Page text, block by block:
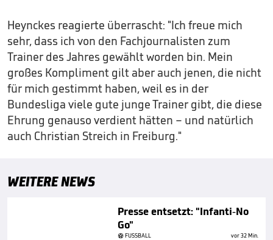
Heynckes reagierte überrascht: "Ich freue mich
sehr, dass ich von den Fachjournalisten zum
Trainer des Jahres gewählt worden bin. Mein
großes Kompliment gilt aber auch jenen, die nicht
für mich gestimmt haben, weil es in der
Bundesliga viele gute junge Trainer gibt, die diese
Ehrung genauso verdient hätten – und natürlich
auch Christian Streich in Freiburg."
WEITERE NEWS
Presse entsetzt: "Infanti-No
Go"
FUSSBALL vor 32 Min.